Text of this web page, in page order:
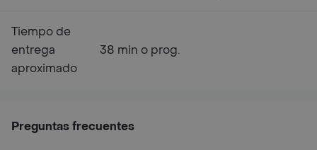
Tiempo de
entrega
aproximado
38 min o prog.
Preguntas frecuentes